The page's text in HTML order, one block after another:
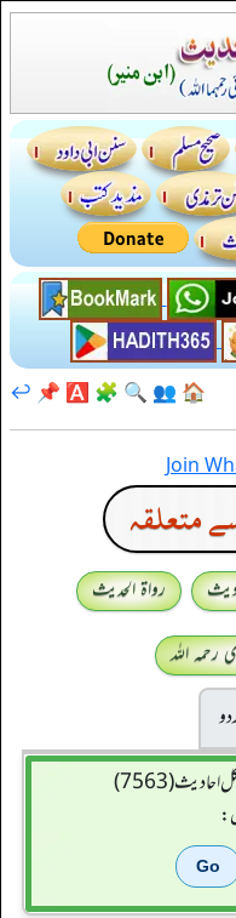
🏠
👥
🔍
🧩
🅰️
📌
↩️
Join
متعلقہ
رواۃ الحدیث
اللہ
(7563)